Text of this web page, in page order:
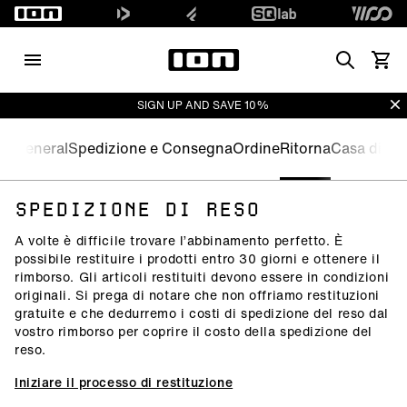
SearchVedi
SIGN UP AND SAVE 10%
GeneralSpedizione e ConsegnaOrdineRitornaCasa di
SPEDIZIONE DI RESO
A volte è difficile trovare l’abbinamento perfetto. È
possibile restituire i prodotti entro 30 giorni e ottenere il
rimborso. Gli articoli restituiti devono essere in condizioni
originali. Si prega di notare che non offriamo restituzioni
gratuite e che dedurremo i costi di spedizione del reso dal
vostro rimborso per coprire il costo della spedizione del
reso.
Iniziare il processo di restituzione